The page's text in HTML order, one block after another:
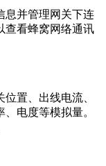
息并管理网关下连
查看蜂窝网络通讯
置、出线电流、
电度等模拟量。